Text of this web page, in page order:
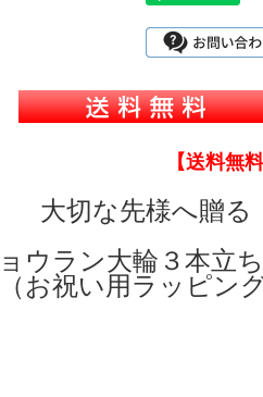
【送料無料でご予算
大切な先様へ贈る
ウラン大輪３本立
（お祝い用ラッピング